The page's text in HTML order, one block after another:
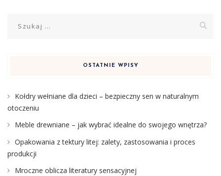
OSTATNIE WPISY
Kołdry wełniane dla dzieci – bezpieczny sen w naturalnym
otoczeniu
Meble drewniane – jak wybrać idealne do swojego wnętrza?
Opakowania z tektury litej: zalety, zastosowania i proces
produkcji
Mroczne oblicza literatury sensacyjnej